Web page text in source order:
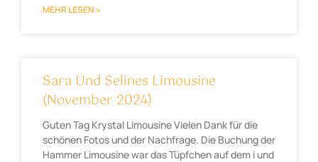
MEHR LESEN »
Sara Und Selines Limousine
(November 2024)
Guten Tag Krystal Limousine Vielen Dank für die
schönen Fotos und der Nachfrage. Die Buchung der
Hammer Limousine war das Tüpfchen auf dem i und